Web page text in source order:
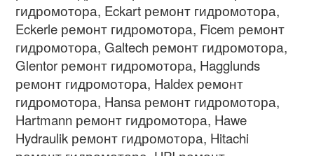
гидромотора, Eckart ремонт гидромотора,
Eckerle ремонт гидромотора, Ficem ремонт
гидромотора, Galtech ремонт гидромотора,
Glentor ремонт гидромотора, Hagglunds
ремонт гидромотора, Haldex ремонт
гидромотора, Hansa ремонт гидромотора,
Hartmann ремонт гидромотора, Hawe
Hydraulik ремонт гидромотора, Hitachi